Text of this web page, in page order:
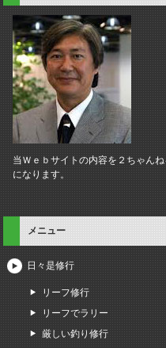
当Ｗｅｂサイトの内容を２ちゃん
になります。
メニュー
日々是修行
リーフ修行
リーフでラリー
厳しい釣り修行